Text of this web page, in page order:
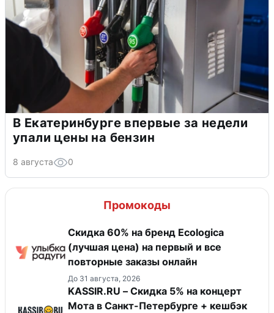
В Екатеринбурге впервые за недели
упали цены на бензин
8 августа 0
Промокоды
Скидка 60% на бренд Ecologica
(лучшая цена) на первый и все
повторные заказы онлайн
До 31 августа, 2026
KASSIR.RU – Скидка 5% на концерт
Мота в Санкт-Петербурге + кешбэк